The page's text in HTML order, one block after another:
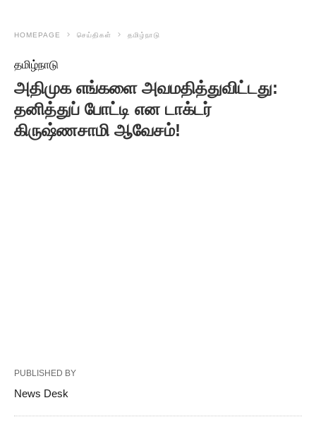
HOMEPAGE செய்திகள் தமிழ்நாடு
தமிழ்நாடு
அதிமுக எங்களை அவமதித்துவிட்டது:
தனித்துப் போட்டி என டாக்டர்
கிருஷ்ணசாமி ஆவேசம்!
PUBLISHED BY
News Desk